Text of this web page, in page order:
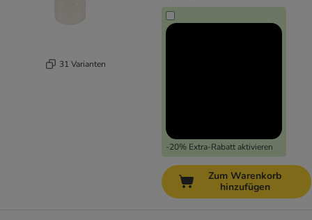
31 Varianten
-20% Extra-Rabatt aktivieren
Zum Warenkorb
hinzufügen